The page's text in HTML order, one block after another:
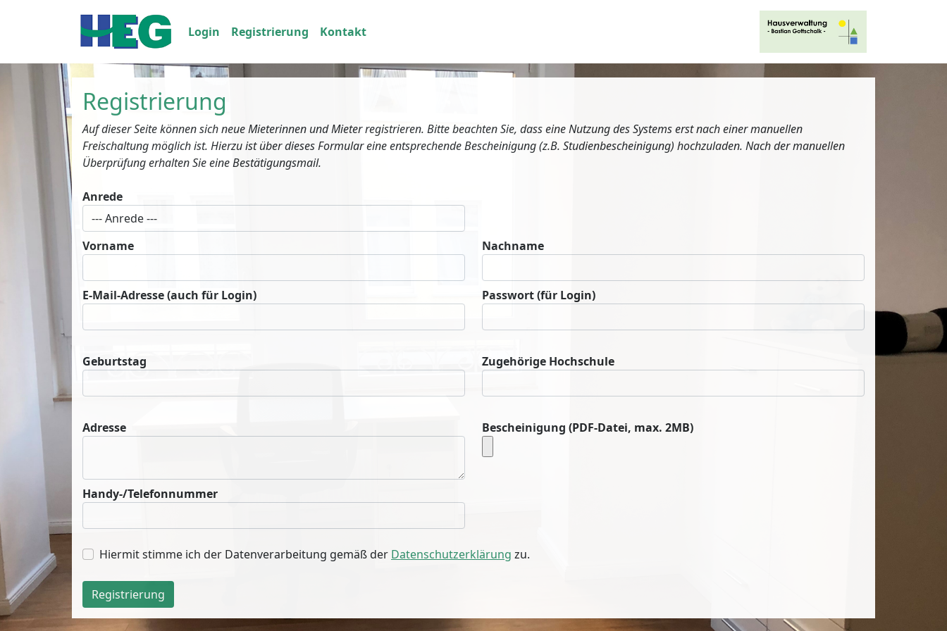
Login Registrierung Kontakt
Registrierung
Auf dieser Seite können sich neue Mieterinnen und Mieter registrieren. Bitte beachten Sie, dass eine Nutzung des Systems erst nach einer manuellen
Freischaltung möglich ist. Hierzu ist über dieses Formular eine entsprechende Bescheinigung (z.B. Studienbescheinigung) hochzuladen. Nach der manuellen
Überprüfung erhalten Sie eine Bestätigungsmail.
Anrede
Vorname Nachname
E-Mail-Adresse (auch für Login) Passwort (für Login)
Geburtstag Zugehörige Hochschule
Adresse Bescheinigung (PDF-Datei, max. 2MB)
Handy-/Telefonnummer
Hiermit stimme ich der Datenverarbeitung gemäß der Datenschutzerklärung zu.
Registrierung